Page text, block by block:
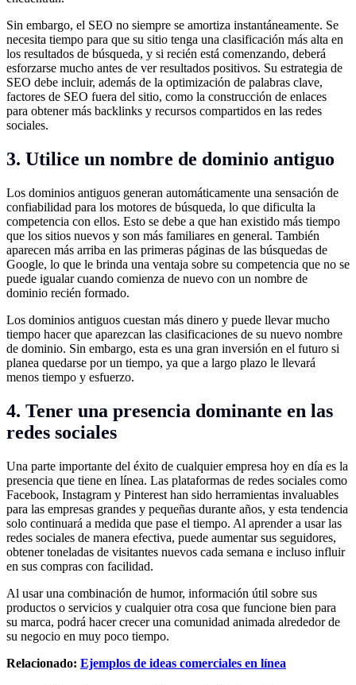
Sin embargo, el SEO no siempre se amortiza instantáneamente. Se
necesita tiempo para que su sitio tenga una clasificación más alta en
los resultados de búsqueda, y si recién está comenzando, deberá
esforzarse mucho antes de ver resultados positivos. Su estrategia de
SEO debe incluir, además de la optimización de palabras clave,
factores de SEO fuera del sitio, como la construcción de enlaces
para obtener más backlinks y recursos compartidos en las redes
sociales.
3. Utilice un nombre de dominio antiguo
Los dominios antiguos generan automáticamente una sensación de
confiabilidad para los motores de búsqueda, lo que dificulta la
competencia con ellos. Esto se debe a que han existido más tiempo
que los sitios nuevos y son más familiares en general. También
aparecen más arriba en las primeras páginas de las búsquedas de
Google, lo que le brinda una ventaja sobre su competencia que no se
puede igualar cuando comienza de nuevo con un nombre de
dominio recién formado.
Los dominios antiguos cuestan más dinero y puede llevar mucho
tiempo hacer que aparezcan las clasificaciones de su nuevo nombre
de dominio. Sin embargo, esta es una gran inversión en el futuro si
planea quedarse por un tiempo, ya que a largo plazo le llevará
menos tiempo y esfuerzo.
4. Tener una presencia dominante en las
redes sociales
Una parte importante del éxito de cualquier empresa hoy en día es la
presencia que tiene en línea. Las plataformas de redes sociales como
Facebook, Instagram y Pinterest han sido herramientas invaluables
para las empresas grandes y pequeñas durante años, y esta tendencia
solo continuará a medida que pase el tiempo. Al aprender a usar las
redes sociales de manera efectiva, puede aumentar sus seguidores,
obtener toneladas de visitantes nuevos cada semana e incluso influir
en sus compras con facilidad.
Al usar una combinación de humor, información útil sobre sus
productos o servicios y cualquier otra cosa que funcione bien para
su marca, podrá hacer crecer una comunidad animada alrededor de
su negocio en muy poco tiempo.
Relacionado: Ejemplos de ideas comerciales en línea